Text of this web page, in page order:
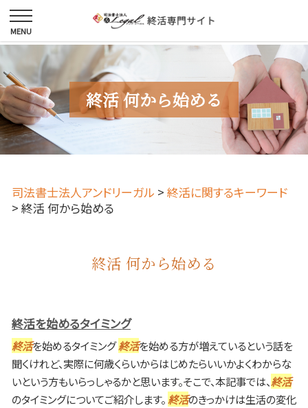
終活 何から始める
司法書士法人アンドリーガル > 終活に関するキーワード
> 終活 何から始める
終活 何から始める
終活を始めるタイミング
終活を始めるタイミング終活を始める方が増えているという話を
聞くけれど、実際に何歳くらいからはじめたらいいかよくわからな
いという方もいらっしゃるかと思います。そこで、本記事では、終活
のタイミングについてご紹介します。終活のきっかけは生活の変化